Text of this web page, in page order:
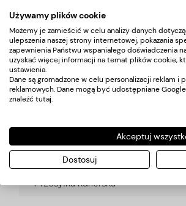
NIVELZIONE to profesjonalna linia
opuchnięcia. Dzięki odpowiednio
niwelują dolegliwości, ale również
Przeznaczenie: sucha, szorstka skóra
EFEKTY: przyspieszenie regeneracji
Koszty dostawy
Kraj wysyłki:
Przesyłka kurierska
Używamy plików cookie
Możemy je zamieścić w celu analizy danych
ulepszenia naszej strony internetowej, pokazania
zapewnienia Państwu wspaniałego doświadczenia
uzyskać więcej informacji na temat plików cookie,
ustawienia.
Dane są gromadzone w celu personalizacji reklam i
reklamowych. Dane mogą być udostępniane
znaleźć tutaj.
Akceptuj
Dostosuj